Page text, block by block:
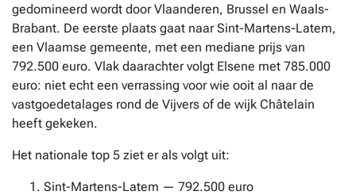
gedomineerd wordt door Vlaanderen, Brussel en Waals-
Brabant. De eerste plaats gaat naar Sint-Martens-Latem,
een Vlaamse gemeente, met een mediane prijs van
792.500 euro. Vlak daarachter volgt Elsene met 785.000
euro: niet echt een verrassing voor wie ooit al naar de
vastgoedetalages rond de Vijvers of de wijk Châtelain
heeft gekeken.
Het nationale top 5 ziet er als volgt uit:
Sint-Martens-Latem — 792.500 euro